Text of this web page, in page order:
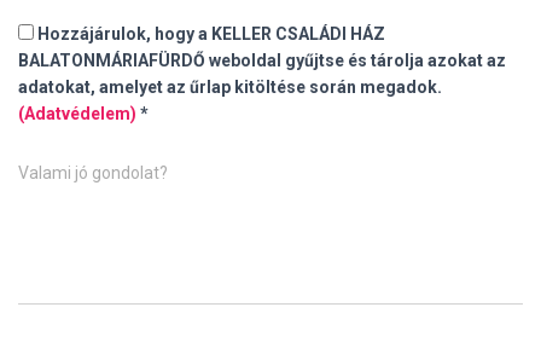
Hozzájárulok, hogy a KELLER CSALÁDI HÁZ
BALATONMÁRIAFÜRDŐ weboldal gyűjtse és tárolja azokat az
adatokat, amelyet az űrlap kitöltése során megadok.
(Adatvédelem) *
Valami jó gondolat?